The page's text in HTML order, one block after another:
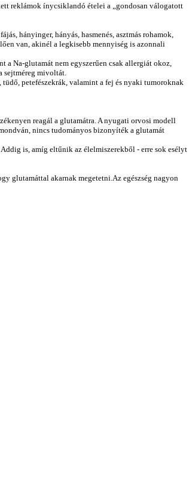
reklámok ínycsiklandó ételei a „gondosan válogatott
hányinger, hányás, hasmenés, asztmás rohamok,
van, akinél a legkisebb mennyiség is azonnali
Na-glutamát nem egyszerűen csak allergiát okoz,
sejtméreg mivoltát.
petefészekrák, valamint a fej és nyaki tumoroknak
reagál a glutamátra. A nyugati orvosi modell
nincs tudományos bizonyíték a glutamát
is, amíg eltűnik az élelmiszerekből - erre sok esélyt
glutamáttal akarnak megetetni.Az egészség nagyon